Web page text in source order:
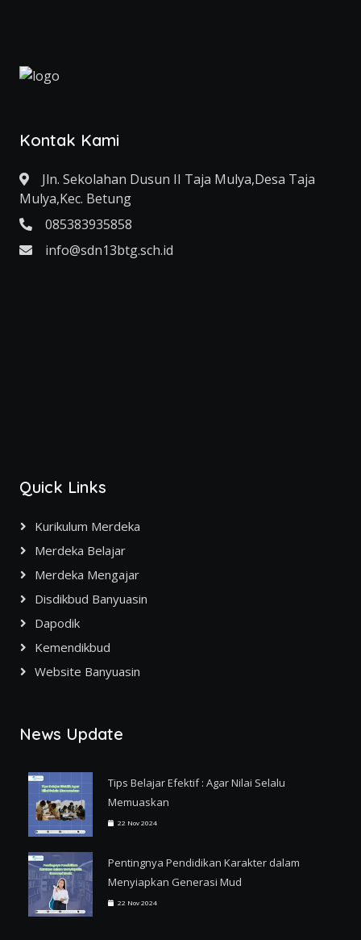
Kontak Kami
Jln. Sekolahan Dusun II Taja Mulya,Desa Taja
Mulya,Kec. Betung
085383935858
info@sdn13btg.sch.id
Quick Links
Kurikulum Merdeka
Merdeka Belajar
Merdeka Mengajar
Disdikbud Banyuasin
Dapodik
Kemendikbud
Website Banyuasin
News Update
Tips Belajar Efektif : Agar Nilai Selalu
Memuaskan
22 Nov 2024
Pentingnya Pendidikan Karakter dalam
Menyiapkan Generasi Mud
22 Nov 2024